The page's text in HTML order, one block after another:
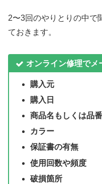
2〜3回のやりとりの中で
ておきます。
オンライン修理でメ
購入元
購入日
商品名もしくは品番
カラー
保証書の有無
使用回数や頻度
破損箇所